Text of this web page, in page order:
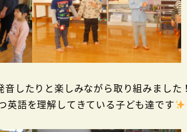
したりと楽しみながら取り組みました
語を理解してきている子ども達です